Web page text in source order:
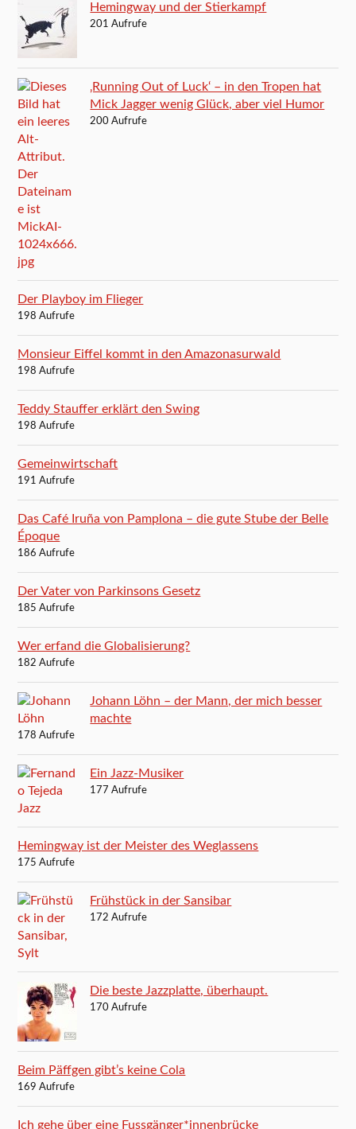
Hemingway und der Stierkampf
201 Aufrufe
‚Running Out of Luck‘ – in den Tropen hat
Mick Jagger wenig Glück, aber viel Humor
200 Aufrufe
Der Playboy im Flieger
198 Aufrufe
Monsieur Eiffel kommt in den Amazonasurwald
198 Aufrufe
Teddy Stauffer erklärt den Swing
198 Aufrufe
Gemeinwirtschaft
191 Aufrufe
Das Café Iruña von Pamplona – die gute Stube der Belle
Époque
186 Aufrufe
Der Vater von Parkinsons Gesetz
185 Aufrufe
Wer erfand die Globalisierung?
182 Aufrufe
Johann Löhn – der Mann, der mich besser
machte
178 Aufrufe
Ein Jazz-Musiker
177 Aufrufe
Hemingway ist der Meister des Weglassens
175 Aufrufe
Frühstück in der Sansibar
172 Aufrufe
Die beste Jazzplatte, überhaupt.
170 Aufrufe
Beim Päffgen gibt’s keine Cola
169 Aufrufe
Ich gehe über eine Fussgänger*innenbrücke